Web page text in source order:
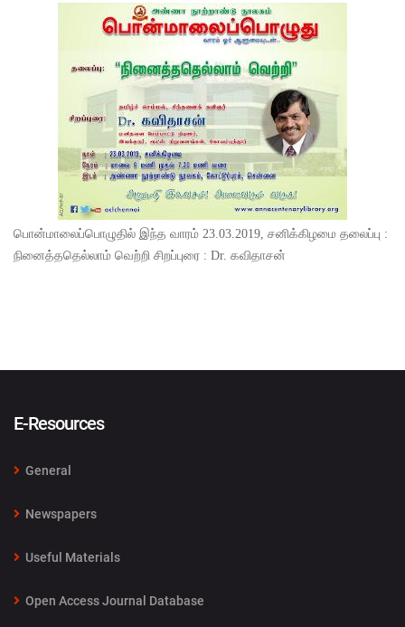
பொன்மாலைப்பொழுதில் இந்த வாரம் 23.03.2019, சனிக்கிழமை தலைப்பு :
நினைத்ததெல்லாம் வெற்றி சிறப்புரை : Dr. கவிதாசன்
E-Resources
General
Newspapers
Useful Materials
Open Access Journal Database